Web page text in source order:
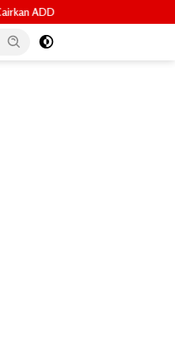
2024 untuk 96 Desa